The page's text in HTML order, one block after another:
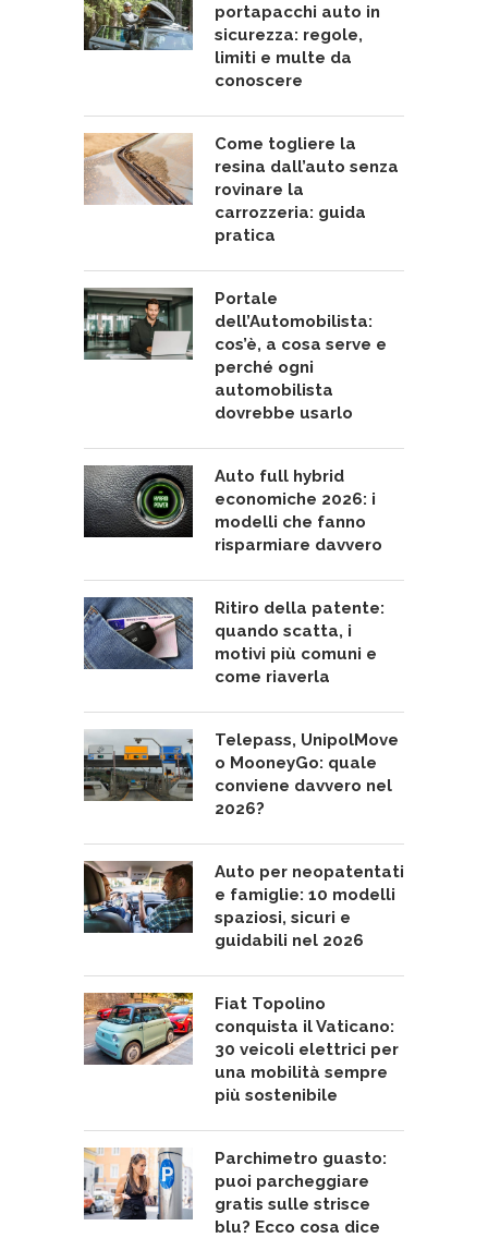
portapacchi auto in
sicurezza: regole,
limiti e multe da
conoscere
Come togliere la
resina dall’auto senza
rovinare la
carrozzeria: guida
pratica
Portale
dell’Automobilista:
cos’è, a cosa serve e
perché ogni
automobilista
dovrebbe usarlo
Auto full hybrid
economiche 2026: i
modelli che fanno
risparmiare davvero
Ritiro della patente:
quando scatta, i
motivi più comuni e
come riaverla
Telepass, UnipolMove
o MooneyGo: quale
conviene davvero nel
2026?
Auto per neopatentati
e famiglie: 10 modelli
spaziosi, sicuri e
guidabili nel 2026
Fiat Topolino
conquista il Vaticano:
30 veicoli elettrici per
una mobilità sempre
più sostenibile
Parchimetro guasto:
puoi parcheggiare
gratis sulle strisce
blu? Ecco cosa dice